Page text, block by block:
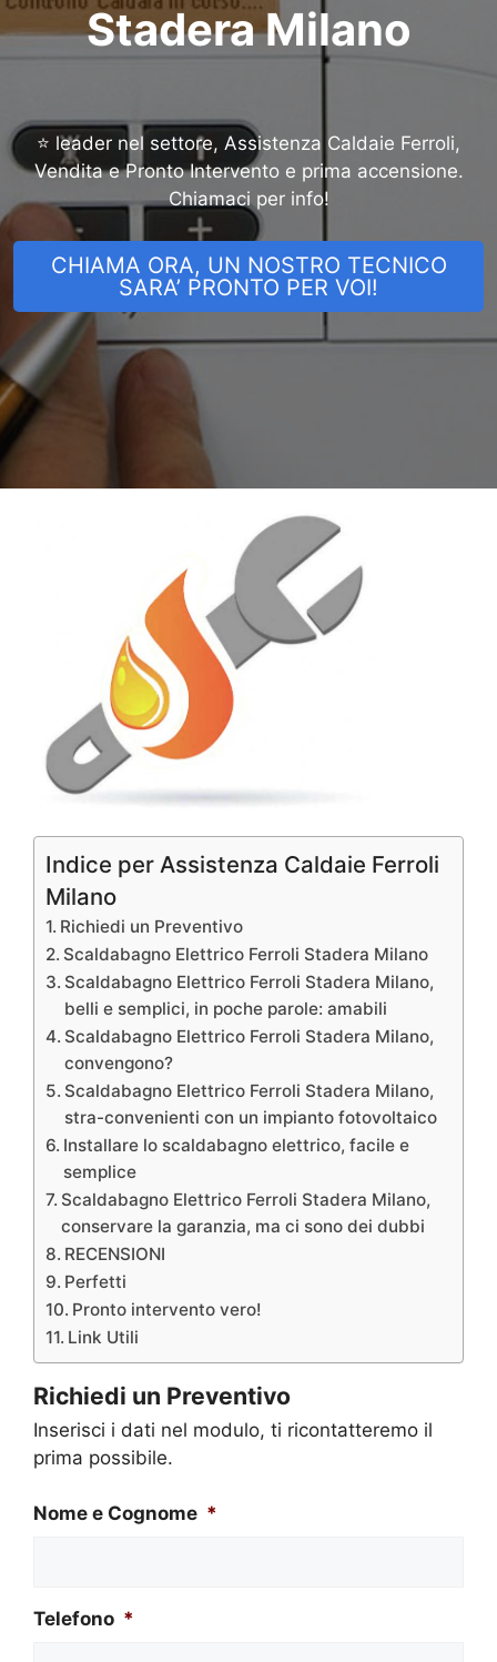
Stadera Milano
⭐ leader nel settore, Assistenza Caldaie Ferroli,
Vendita e Pronto Intervento e prima accensione.
Chiamaci per info!
CHIAMA ORA, UN NOSTRO TECNICO
SARA’ PRONTO PER VOI!
Indice per Assistenza Caldaie Ferroli
Milano
Richiedi un Preventivo
Scaldabagno Elettrico Ferroli Stadera Milano
Scaldabagno Elettrico Ferroli Stadera Milano,
belli e semplici, in poche parole: amabili
Scaldabagno Elettrico Ferroli Stadera Milano,
convengono?
Scaldabagno Elettrico Ferroli Stadera Milano,
stra-convenienti con un impianto fotovoltaico
Installare lo scaldabagno elettrico, facile e
semplice
Scaldabagno Elettrico Ferroli Stadera Milano,
conservare la garanzia, ma ci sono dei dubbi
RECENSIONI
Perfetti
Pronto intervento vero!
Link Utili
Richiedi un Preventivo
Inserisci i dati nel modulo, ti ricontatteremo il
prima possibile.
Nome e Cognome *
Telefono *